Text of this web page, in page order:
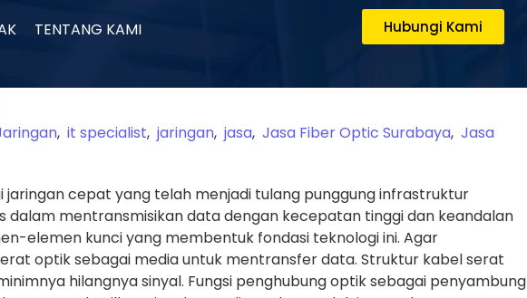
TENTANG KAMI Hubungi Kami
, it specialist, jaringan, jasa, Jasa Fiber Optic Surabaya, Jasa
cepat yang telah menjadi tulang punggung infrastruktur
mentransmisikan data dengan kecepatan tinggi dan keandalan
elemen kunci yang membentuk fondasi teknologi ini. Agar
optik sebagai media untuk mentransfer data. Struktur kabel serat
hilangnya sinyal. Fungsi penghubung optik sebagai penyambung